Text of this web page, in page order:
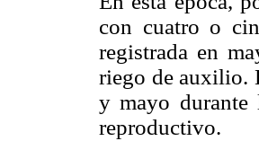
con cuatro o
registrada en
riego de auxilio.
y mayo durante
reproductivo.